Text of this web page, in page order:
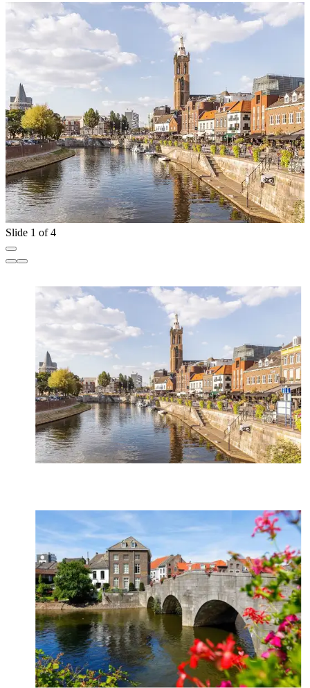
Een reis naar Roermond plannen?
scroll om te ontdekken
Slide 1 of 4